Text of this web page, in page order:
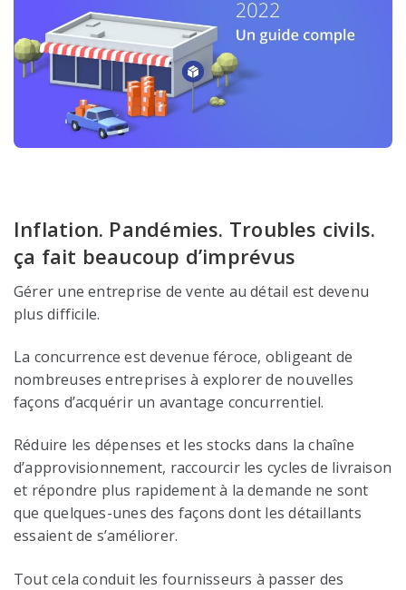
Inflation. Pandémies. Troubles civils.
ça fait beaucoup d’imprévus
Gérer une entreprise de vente au détail est devenu
plus difficile.
La concurrence est devenue féroce, obligeant de
nombreuses entreprises à explorer de nouvelles
façons d’acquérir un avantage concurrentiel.
Réduire les dépenses et les stocks dans la chaîne
d’approvisionnement, raccourcir les cycles de livraison
et répondre plus rapidement à la demande ne sont
que quelques-unes des façons dont les détaillants
essaient de s’améliorer.
Tout cela conduit les fournisseurs à passer des